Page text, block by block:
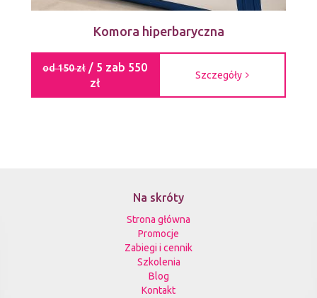
Komora hiperbaryczna
od 150 zł / 5 zab 550
zł
Szczegóły
Na skróty
Strona główna
Promocje
Zabiegi i cennik
Szkolenia
Blog
Kontakt